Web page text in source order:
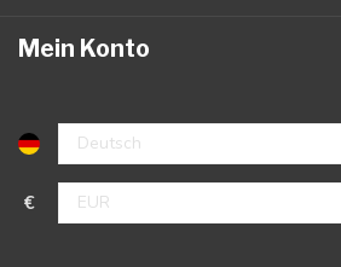
Mein Konto
€